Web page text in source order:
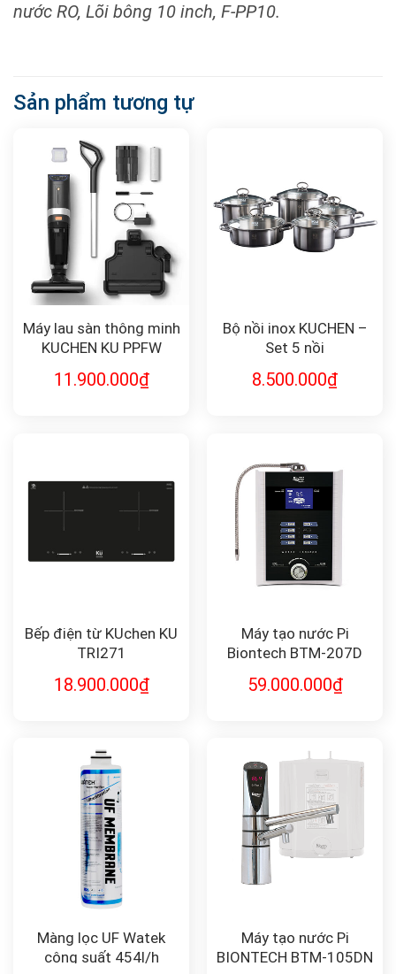
nước RO, Lõi bông 10 inch, F-PP10.
Sản phẩm tương tự
Máy lau sàn thông minh
KUCHEN KU PPFW
11.900.000₫
Bộ nồi inox KUCHEN –
Set 5 nồi
8.500.000₫
Bếp điện từ KUchen KU
TRI271
18.900.000₫
Máy tạo nước Pi
Biontech BTM-207D
59.000.000₫
Màng lọc UF Watek
công suất 454l/h
Máy tạo nước Pi
BIONTECH BTM-105DN